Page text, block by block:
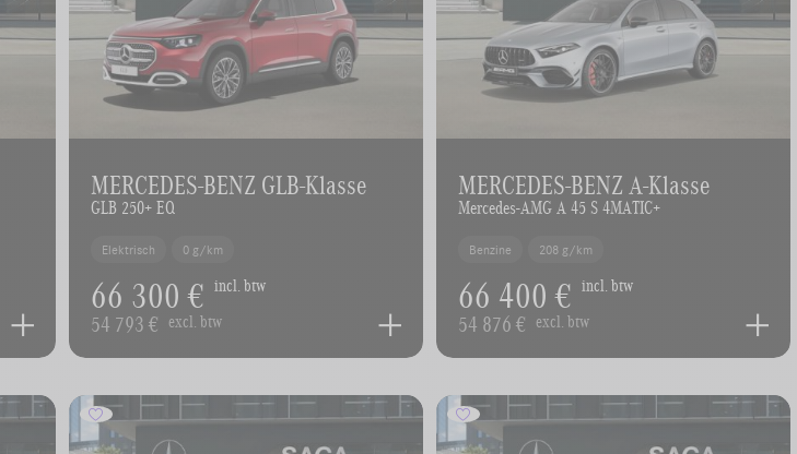
MERCEDES-BENZ GLB-Klasse
GLB 250+ EQ
Elektrisch 0 g/km
66 300 € incl. btw
54 793 € excl. btw
MERCEDES-BENZ A-Klasse
Mercedes-AMG A 45 S 4MATIC+
Benzine 208 g/km
66 400 € incl. btw
54 876 € excl. btw